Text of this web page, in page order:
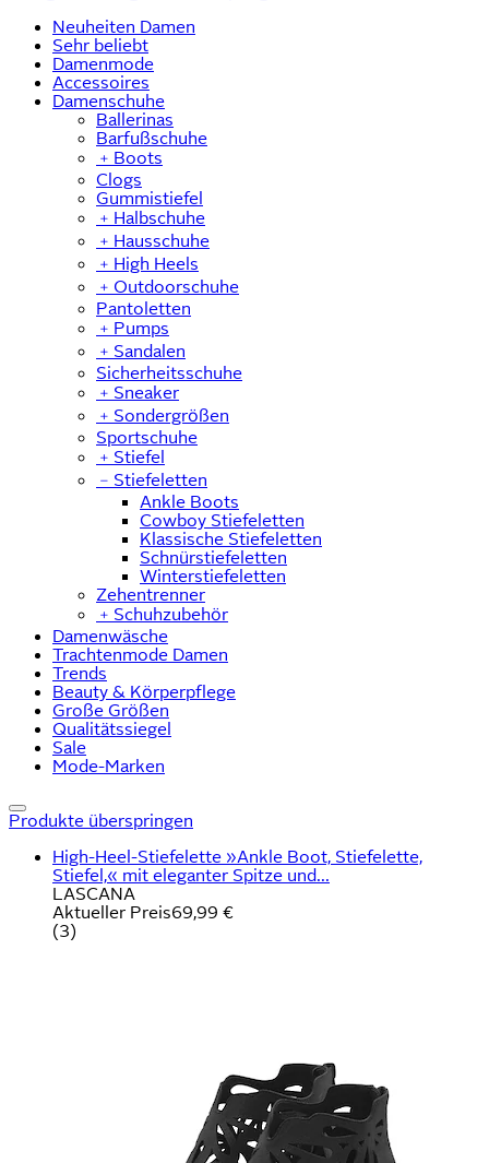
Neuheiten Damen
Sehr beliebt
Damenmode
Accessoires
Damenschuhe
Ballerinas
Barfußschuhe
﹢ Boots
Clogs
Gummistiefel
﹢ Halbschuhe
﹢ Hausschuhe
﹢ High Heels
﹢ Outdoorschuhe
Pantoletten
﹢ Pumps
﹢ Sandalen
Sicherheitsschuhe
﹢ Sneaker
﹢ Sondergrößen
Sportschuhe
﹢ Stiefel
﹣ Stiefeletten
Ankle Boots
Cowboy Stiefeletten
Klassische Stiefeletten
Schnürstiefeletten
Winterstiefeletten
Zehentrenner
﹢ Schuhzubehör
Damenwäsche
Trachtenmode Damen
Trends
Beauty & Körperpflege
Große Größen
Qualitätssiegel
Sale
Mode-Marken
Produkte überspringen
High-Heel-Stiefelette »Ankle Boot, Stiefelette,
Stiefel,« mit eleganter Spitze und...
LASCANA
Aktueller Preis69,99 €
(3)